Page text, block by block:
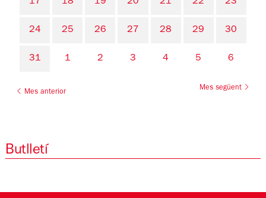
24 25 26 27 28 29 30
31 1 2 3 4 5 6
Mes anterior
Mes següent
Butlletí